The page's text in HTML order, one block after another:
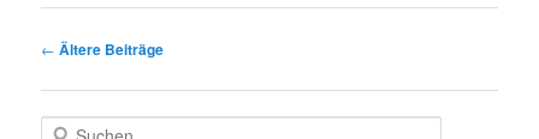
Beitrags-
← Ältere Beiträge